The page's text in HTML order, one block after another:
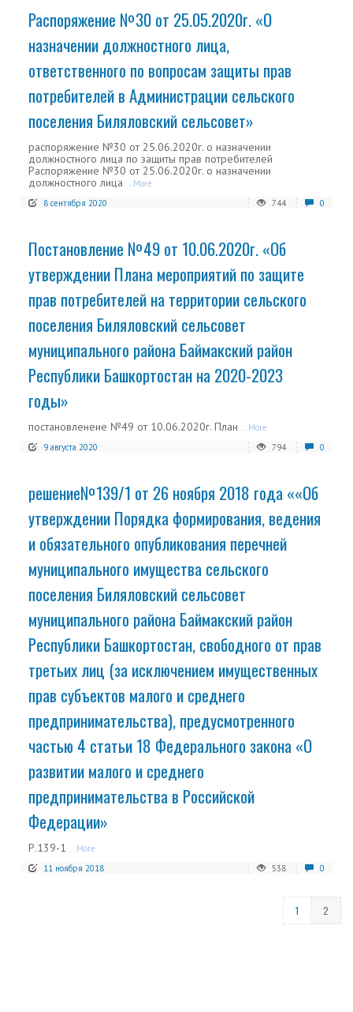
Распоряжение №30 от 25.05.2020г. «О
назначении должностного лица,
ответственного по вопросам защиты прав
потребителей в Администрации сельского
поселения Биляловский сельсовет»
распоряжение №30 от 25.06.2020г. о назначении
должностного лица по защиты прав потребителей
Распоряжение №30 от 25.06.2020г. о назначении
должностного лица ...More
8 сентября 2020
744 0
Постановление №49 от 10.06.2020г. «Об
утверждении Плана мероприятий по защите
прав потребителей на территории сельского
поселения Биляловский сельсовет
муниципального района Баймакский район
Республики Башкортостан на 2020-2023
годы»
постановленеие №49 от 10.06.2020г. План ...More
9 августа 2020
794 0
решение№139/1 от 26 ноября 2018 года ««Об
утверждении Порядка формирования, ведения
и обязательного опубликования перечней
муниципального имущества сельского
поселения Биляловский сельсовет
муниципального района Баймакский район
Республики Башкортостан, свободного от прав
третьих лиц (за исключением имущественных
прав субъектов малого и среднего
предпринимательства), предусмотренного
частью 4 статьи 18 Федерального закона «О
развитии малого и среднего
предпринимательства в Российской
Федерации»
Р.139-1 ...More
11 ноября 2018
538 0
1 2